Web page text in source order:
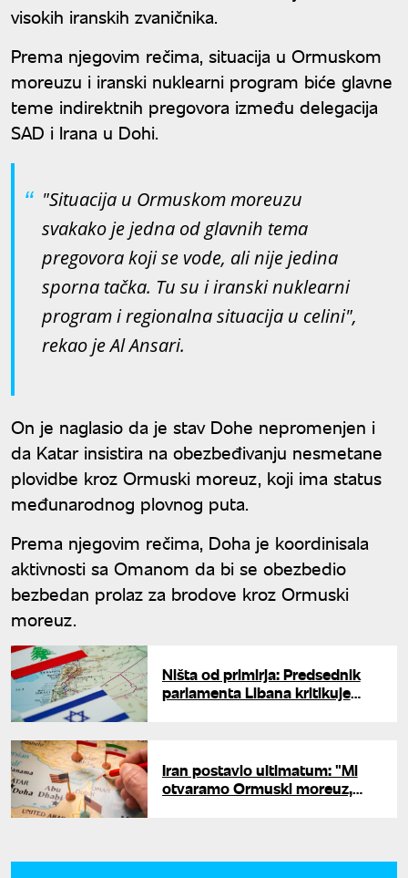
visokih iranskih zvaničnika.
Prema njegovim rečima, situacija u Ormuskom
moreuzu i iranski nuklearni program biće glavne
teme indirektnih pregovora između delegacija
SAD i Irana u Dohi.
"Situacija u Ormuskom moreuzu
svakako je jedna od glavnih tema
pregovora koji se vode, ali nije jedina
sporna tačka. Tu su i iranski nuklearni
program i regionalna situacija u celini",
rekao je Al Ansari.
On je naglasio da je stav Dohe nepromenjen i
da Katar insistira na obezbeđivanju nesmetane
plovidbe kroz Ormuski moreuz, koji ima status
međunarodnog plovnog puta.
Prema njegovim rečima, Doha je koordinisala
aktivnosti sa Omanom da bi se obezbedio
bezbedan prolaz za brodove kroz Ormuski
moreuz.
Ništa od primirja: Predsednik
parlamenta Libana kritikuje
Iran postavio ultimatum: "Mi
otvaramo Ormuski moreuz,